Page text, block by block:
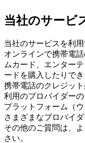
当社のサービ
当社のサービスを利
オンラインで携帯電
ムカード、エンター
ードを購入したりで
携帯電話のクレジッ
利用のプロバイダー
プラットフォーム（
さまざまなプロバイ
その他のご質問は、
さい。